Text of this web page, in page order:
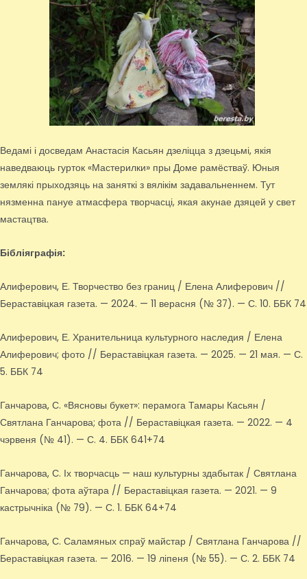
Ведамі і досведам Анастасія Касьян дзеліцца з дзецьмі, якія
наведваюць гурток «Мастерилки» пры Доме рамёстваў. Юныя
землякі прыходзяць на заняткі з вялікім задавальненнем. Тут
нязменна пануе атмасфера творчасці, якая акунае дзяцей у свет
мастацтва.
Бібліяграфія:
Алиферович, Е. Творчество без границ / Елена Алиферович //
Бераставіцкая газета. — 2024. — 11 верасня (№ 37). — С. 10. ББК 74
Алиферович, Е. Хранительница культурного наследия / Елена
Алиферович; фото // Бераставіцкая газета. — 2025. — 21 мая. — С.
5. ББК 74
Ганчарова, С. «Вясновы букет»: перамога Тамары Касьян /
Святлана Ганчарова; фота // Бераставіцкая газета. — 2022. — 4
чэрвеня (№ 41). — С. 4. ББК 641+74
Ганчарова, С. Іх творчасць — наш культурны здабытак / Святлана
Ганчарова; фота аўтара // Бераставіцкая газета. — 2021. — 9
кастрычніка (№ 79). — С. 1. ББК 64+74
Ганчарова, С. Саламяных спраў майстар / Святлана Ганчарова //
Бераставіцкая газета. — 2016. — 19 ліпеня (№ 55). — С. 2. ББК 74